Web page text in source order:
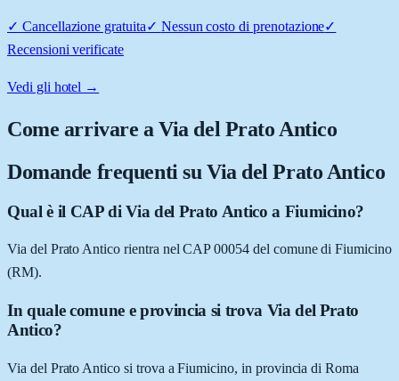
✓ Cancellazione gratuita✓ Nessun costo di prenotazione✓
Recensioni verificate
Vedi gli hotel →
Come arrivare aVia del Prato Antico
Domande frequenti su Via del Prato Antico
Qual è il CAP di Via del Prato Antico a Fiumicino?
Via del Prato Antico rientra nel CAP 00054 del comune di Fiumicino
(RM).
In quale comune e provincia si trova Via del Prato
Antico?
Via del Prato Antico si trova a Fiumicino, in provincia di Roma